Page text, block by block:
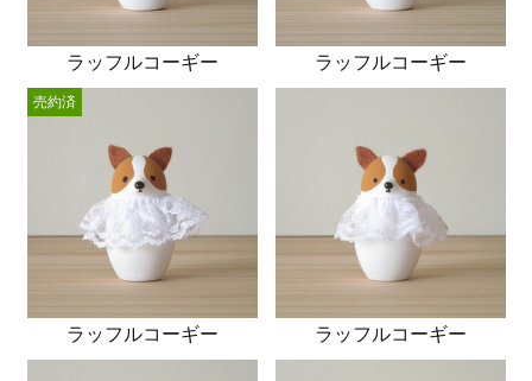
ラッフルコーギー ラッフルコーギー
ラッフルコーギー
売約済
ラッフルコーギー